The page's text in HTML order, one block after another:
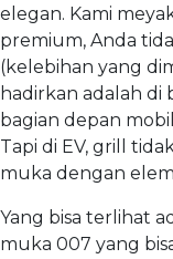
elegan. Kami
premium, Anda
(kelebihan yang
hadirkan adalah di
bagian depan
Tapi di EV, grill
muka dengan
Yang bisa terlihat
muka 007 yang